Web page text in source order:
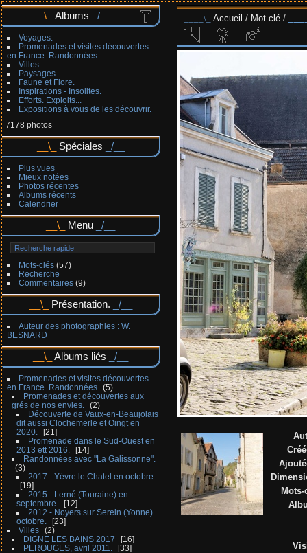
Albums
Voyages.
Promenades et visites découvertes
en France. Randonnées
Villes
Paysages.
Faune et Flore.
Inspirations - Insolites.
Efforts. Exploits...
Expositions à vous de les découvrir.
7178 photos
Spéciales
Plus vues
Mieux notées
Photos récentes
Albums récents
Calendrier
Menu
Mots-clés(57)
Recherche
Commentaires(9)
Présentation.
Auteur des photographies : W.
BESNARD
Albums liés
Promenades et visites découvertes
en France. Randonnées
5
Promenades et découvertes aux
grés de nos envies.
2
Découverte de Vaux-en-Beaujolais
dit aussi Clochemerle et Oingt en
2020.
21
Promenade dans le Sud-Ouest en
2013 ett 2016.
14
Randonnées avec "La Galissonne".
3
2017 - Yévre le Chatel en octobre.
19
2015 - Lerné (Touraine) en
septembre.
12
2012 - Noyers sur Serein (Yonne)
octobre.
23
Villes
2
DIGNE LES BAINS 2017
16
PEROUGES, avril 2011.
33
Accueil / Mot-clé /
Mots-